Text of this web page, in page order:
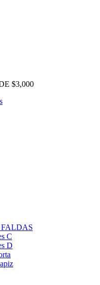
$3,000
C
D